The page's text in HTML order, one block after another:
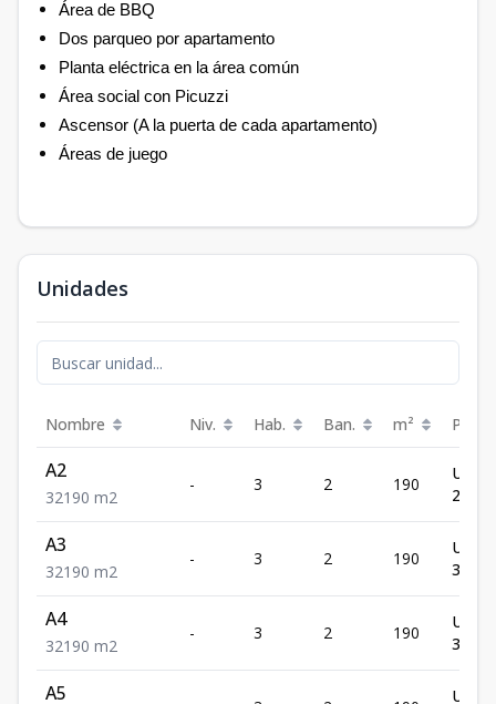
Área de BBQ
Dos parqueo por apartamento
Planta eléctrica en la área común
Área social con Picuzzi
Ascensor (A la puerta de cada apartamento)
Áreas de juego
Unidades
Nombre Niv. Hab. Ban. m² Precio
A2
32190 m2
- 3 2 190
US$
A3
32190 m2
- 3 2 190
US$
A4
32190 m2
- 3 2 190
US$
A5 US$